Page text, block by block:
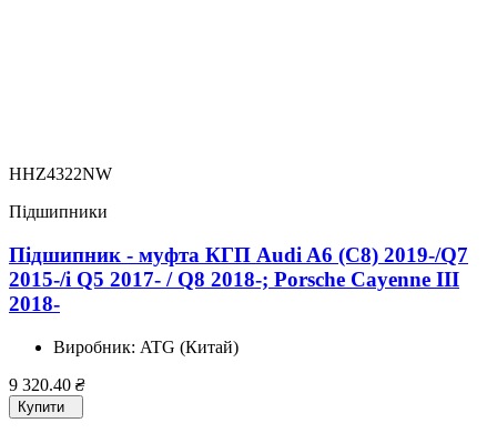
HHZ4322NW
Підшипники
Підшипник - муфта КГП Audi A6 (C8) 2019-/Q7
2015-/i Q5 2017- / Q8 2018-; Porsche Cayenne III
2018-
Виробник: ATG (Китай)
9 320.40 ₴
Купити